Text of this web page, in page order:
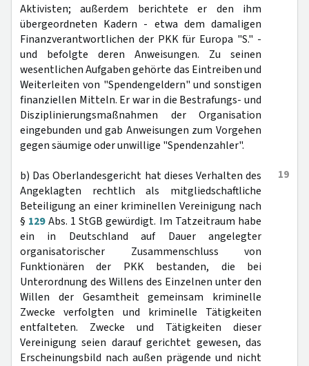
Aktivisten; außerdem berichtete er den ihm
übergeordneten Kadern - etwa dem damaligen
Finanzverantwortlichen der PKK für Europa "S." -
und befolgte deren Anweisungen. Zu seinen
wesentlichen Aufgaben gehörte das Eintreiben und
Weiterleiten von "Spendengeldern" und sonstigen
finanziellen Mitteln. Er war in die Bestrafungs- und
Disziplinierungsmaßnahmen der Organisation
eingebunden und gab Anweisungen zum Vorgehen
gegen säumige oder unwillige "Spendenzahler".
19
b) Das Oberlandesgericht hat dieses Verhalten des
Angeklagten rechtlich als mitgliedschaftliche
Beteiligung an einer kriminellen Vereinigung nach
§ 129Abs. 1 StGB gewürdigt. Im Tatzeitraum habe
ein in Deutschland auf Dauer angelegter
organisatorischer Zusammenschluss von
Funktionären der PKK bestanden, die bei
Unterordnung des Willens des Einzelnen unter den
Willen der Gesamtheit gemeinsam kriminelle
Zwecke verfolgten und kriminelle Tätigkeiten
entfalteten. Zwecke und Tätigkeiten dieser
Vereinigung seien darauf gerichtet gewesen, das
Erscheinungsbild nach außen prägende und nicht